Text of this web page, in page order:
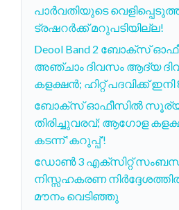
പാർവതിയുടെ
ട്രഷറർക്ക് മറുപടിയില്ല!
Deool Band 2 ബോക്സ്
അഞ്ചാം ദിവസം ആദ്യ
കളക്ഷൻ; ഹിറ്റ് പദവിക്ക് ഇനി
ബോക്സ് ഓഫീസിൽ
തിരിച്ചുവരവ്; ആഗോള
കടന്ന് ‘കറുപ്പ്’!
ഡോൺ 3 എക്സിറ്റ്
നിസ്സഹകരണ
മൗനം വെടിഞ്ഞു